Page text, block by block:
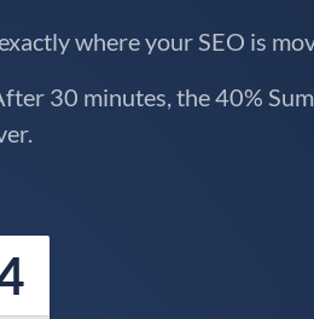
where your SEO is
30 minutes, the 40%